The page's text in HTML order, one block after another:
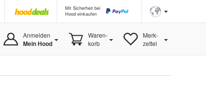
Mit Sicherheit bei
Hood einkaufen
Anmelden
Mein Hood
Waren-
korb
Merk-
zettel